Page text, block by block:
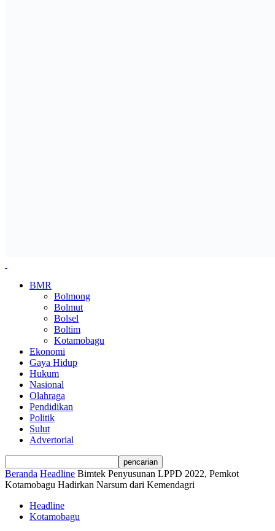
BMR
Bolmong
Bolmut
Bolsel
Boltim
Kotamobagu
Ekonomi
Gaya Hidup
Hukum
Nasional
Olahraga
Pendidikan
Politik
Sulut
Advertorial
Beranda Headline Bimtek Penyusunan LPPD 2022, Pemkot
Kotamobagu Hadirkan Narsum dari Kemendagri
Headline
Kotamobagu